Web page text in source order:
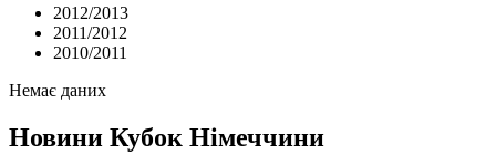
2012/2013
2011/2012
2010/2011
Немає даних
Новини Кубок Німеччини